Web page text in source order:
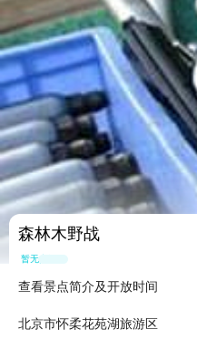
森林木野战
暂无点评
查看景点简介及开放时间
北京市怀柔花苑湖旅游区